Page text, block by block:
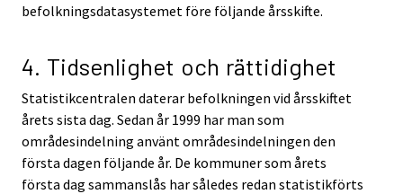
befolkningsdatasystemet före följande årsskifte.
4. Tidsenlighet och rättidighet
Statistikcentralen daterar befolkningen vid årsskiftet
årets sista dag. Sedan år 1999 har man som
områdesindelning använt områdesindelningen den
första dagen följande år. De kommuner som årets
första dag sammanslås har således redan statistikförts